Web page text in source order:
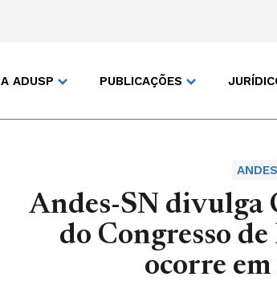
A ADUSP PUBLICAÇÕES
Andes-SN divulga
do Congresso
ocorre